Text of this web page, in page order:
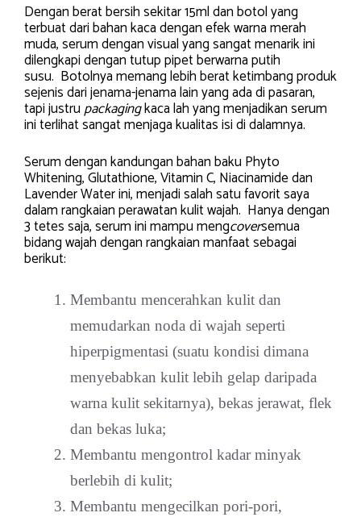
Dengan berat bersih sekitar 15ml dan botol yang
terbuat dari bahan kaca dengan efek warna merah
muda, serum dengan visual yang sangat menarik ini
dilengkapi dengan tutup pipet berwarna putih
susu. Botolnya memang lebih berat ketimbang produk
sejenis dari jenama-jenama lain yang ada di pasaran,
tapi justrupackagingkaca lah yang menjadikan serum
ini terlihat sangat menjaga kualitas isi di dalamnya.
Serum dengan kandungan bahan baku Phyto
Whitening, Glutathione, Vitamin C, Niacinamide dan
Lavender Water ini, menjadi salah satu favorit saya
dalam rangkaian perawatan kulit wajah. Hanya dengan
3 tetes saja, serum ini mampu mengcoversemua
bidang wajah dengan rangkaian manfaat sebagai
berikut:
Membantu mencerahkan kulit dan
memudarkan noda di wajah seperti
hiperpigmentasi (suatu kondisi dimana
menyebabkan kulit lebih gelap daripada
warna kulit sekitarnya), bekas jerawat, flek
dan bekas luka;
Membantu mengontrol kadar minyak
berlebih di kulit;
Membantu mengecilkan pori-pori,